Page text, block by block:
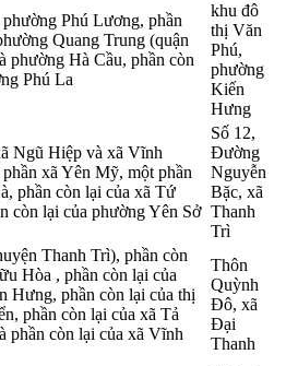
Phú Lương, phần
Quang Trung (quận
phường Hà Cầu, phần còn
Phú La
khu đô
thị Văn
Phú,
phường
Kiến
Hưng
Ngũ Hiệp và xã Vĩnh
xã Yên Mỹ, một phần
phần còn lại của xã Tứ
còn lại của phường Yên Sở
Số 12,
Đường
Nguyễn
Bặc, xã
Thanh
Trì
Thanh Trì), phần còn
Hòa , phần còn lại của
Hưng, phần còn lại của thị
phần còn lại của xã Tả
phần còn lại của xã Vĩnh
Thôn
Quỳnh
Đô, xã
Đại
Thanh